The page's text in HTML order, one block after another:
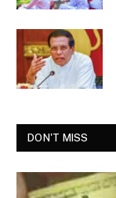
DON'T MISS